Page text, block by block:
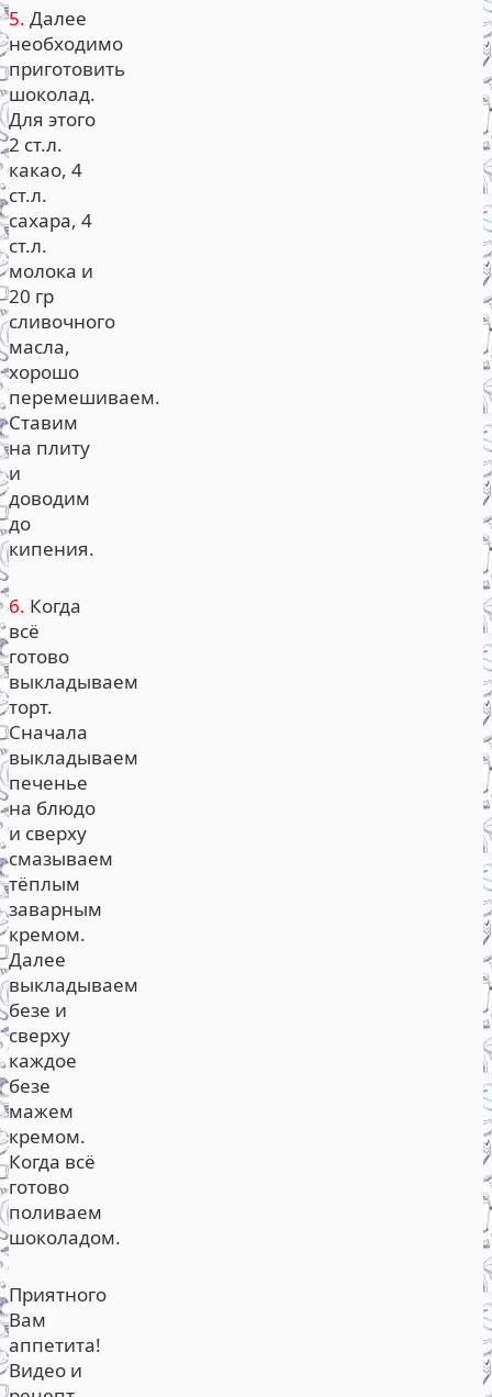
5. Далее
необходимо
приготовить
шоколад.
Для этого
2 ст.л.
какао, 4
ст.л.
сахара, 4
ст.л.
молока и
20 гр
сливочного
масла,
хорошо
перемешиваем.
Ставим
на плиту
и
доводим
до
кипения.
6. Когда
всё
готово
выкладываем
торт.
Сначала
выкладываем
печенье
на блюдо
и сверху
смазываем
тёплым
заварным
кремом.
Далее
выкладываем
безе и
сверху
каждое
безе
мажем
кремом.
Когда всё
готово
поливаем
шоколадом.
Приятного
Вам
аппетита!
Видео и